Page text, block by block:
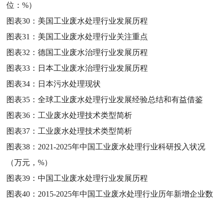
位：%）
图表30： 美国工业废水处理行业发展历程
图表31： 美国工业废水处理行业关注重点
图表32：德国工业废水治理行业发展历程
图表33： 日本工业废水治理行业发展历程
图表34： 日本污水处理现状
图表35：全球工业废水处理行业发展经验总结和有益借鉴
图表36： 工业废水处理技术类型简析
图表37： 工业废水处理技术类型简析
图表38： 2021-2025年中国工业废水处理行业科研投入状况
（万元，%）
图表39：中国工业废水处理行业发展历程
图表40： 2015-2025年中国工业废水处理行业历年新增企业数